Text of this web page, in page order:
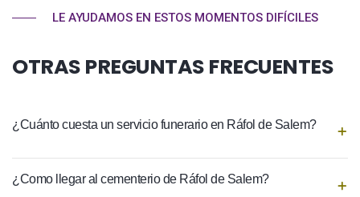
LE AYUDAMOS EN ESTOS MOMENTOS DIFÍCILES
OTRAS PREGUNTAS FRECUENTES
¿Cuánto cuesta un servicio funerario en Ráfol de Salem?
¿Como llegar al cementerio de Ráfol de Salem?